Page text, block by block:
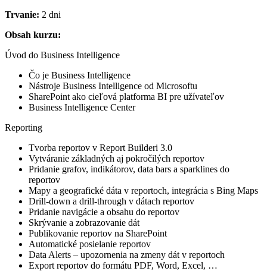
Trvanie: 2 dni
Obsah kurzu:
Úvod do Business Intelligence
Čo je Business Intelligence
Nástroje Business Intelligence od Microsoftu
SharePoint ako cieľová platforma BI pre užívateľov
Business Intelligence Center
Reporting
Tvorba reportov v Report Builderi 3.0
Vytváranie základných aj pokročilých reportov
Pridanie grafov, indikátorov, data bars a sparklines do
reportov
Mapy a geografické dáta v reportoch, integrácia s Bing Maps
Drill-down a drill-through v dátach reportov
Pridanie navigácie a obsahu do reportov
Skrývanie a zobrazovanie dát
Publikovanie reportov na SharePoint
Automatické posielanie reportov
Data Alerts – upozornenia na zmeny dát v reportoch
Export reportov do formátu PDF, Word, Excel, …